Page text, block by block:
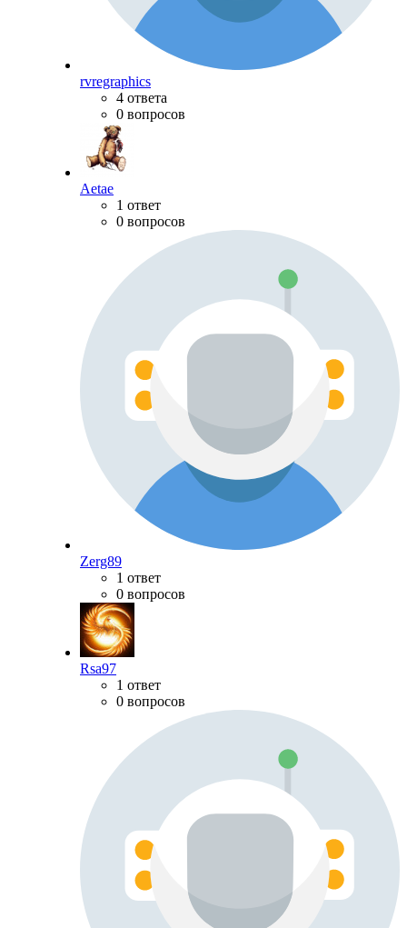
rvregraphics
4 ответа
0 вопросов
Aetae
1 ответ
0 вопросов
Zerg89
1 ответ
0 вопросов
Rsa97
1 ответ
0 вопросов